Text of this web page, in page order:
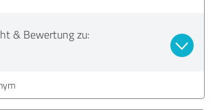
& Bewertung zu: